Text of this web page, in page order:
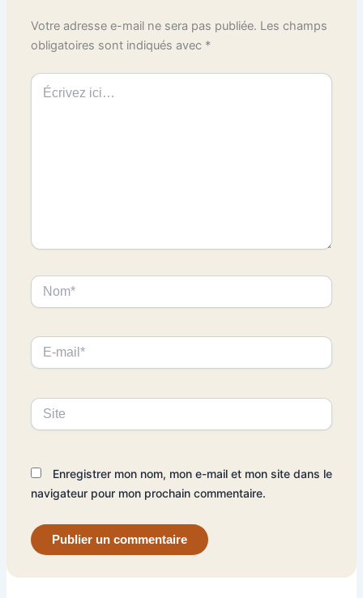
Votre adresse e-mail ne sera pas publiée. Les champs
obligatoires sont indiqués avec *
Écrivez
ici…
Nom*
E-
mail*
Site
Enregistrer mon nom, mon e-mail et mon site dans le
navigateur pour mon prochain commentaire.